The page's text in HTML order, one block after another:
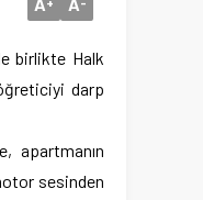
birlikte Halk
darp
apartmanın
sesinden